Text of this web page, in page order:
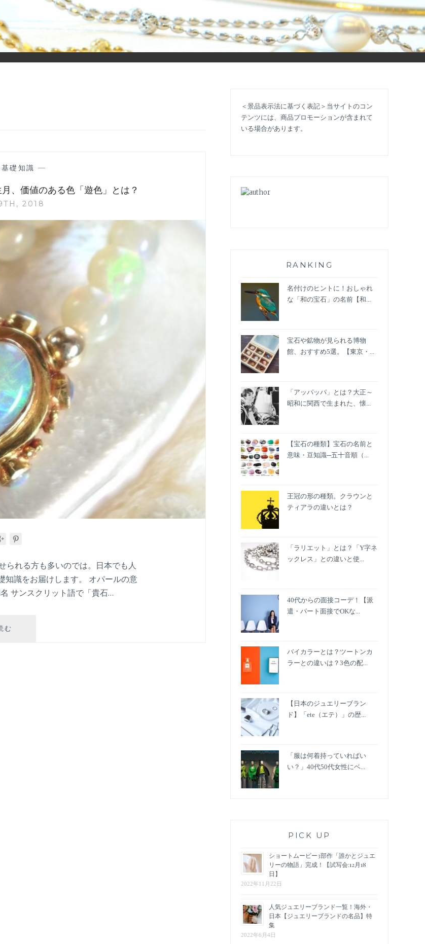
トを楽しむ大人世代のためのWEBメディアです。 お役立ち情報やコラムで大人のおしゃれを応援します。
礎知識 —
、価値のある色「遊色」とは？
2018
られる方も多いのでは。日本でも人
識をお届けします。 オパールの意
サンスクリット語で「貴石…
む
＜景品表示法に基づく表記＞当サイトのコン
テンツには、商品プロモーションが含まれて
いる場合があります。
RANKING
名付けのヒントに！おしゃれ
な「和の宝石」の名前【和...
宝石や鉱物が見られる博物
館、おすすめ5選。【東京・...
「アッパッパ」とは？大正～
昭和に関西で生まれた、懐...
【宝石の種類】宝石の名前と
意味・豆知識─五十音順（...
王冠の形の種類。クラウンと
ティアラの違いとは？
「ラリエット」とは？「Y字ネ
ックレス」との違いと使...
40代からの面接コーデ！【派
遣・パート面接でOKな...
バイカラーとは？ツートンカ
ラーとの違いは？3色の配...
【日本のジュエリーブラン
ド】「ete（エテ）」の歴...
「服は何着持っていればい
い？」40代50代女性にベ...
PICK UP
ショートムービー3部作「誰かとジュエ
リーの物語」完成！【試写会:12月18
日】
2022年11月22日
人気ジュエリーブランド一覧！海外・
日本【ジュエリーブランドの名品】特
集
2022年6月4日